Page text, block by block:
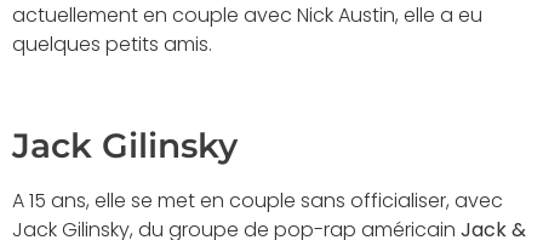
actuellement en couple avec Nick Austin, elle a eu
quelques petits amis.
Jack Gilinsky
A 15 ans, elle se met en couple sans officialiser, avec
Jack Gilinsky, du groupe de pop-rap américain Jack &